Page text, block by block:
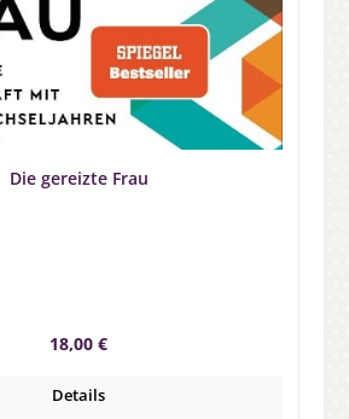
Die gereizte Frau
Regulärer Preis:
18,00 €
Details